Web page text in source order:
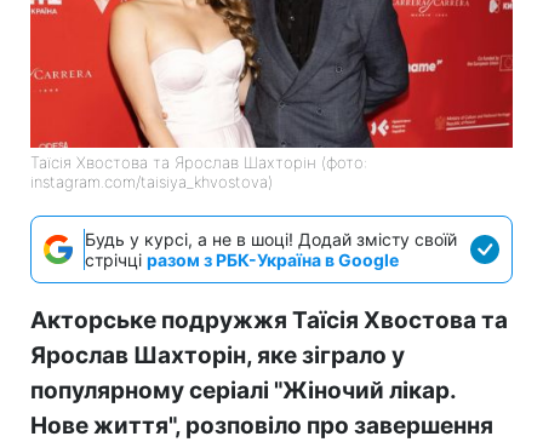
Таїсія Хвостова та Ярослав Шахторін (фото:
instagram.com/taisiya_khvostova)
Будь у курсі, а не в шоці! Додай змісту своїй
стрічці разом з РБК-Україна в Google
Акторське подружжя Таїсія Хвостова та
Ярослав Шахторін, яке зіграло у
популярному серіалі "Жіночий лікар.
Нове життя", розповіло про завершення